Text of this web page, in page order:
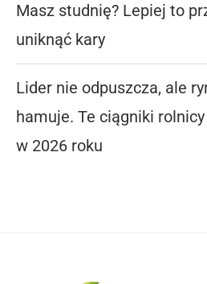
Masz studnię? Lepiej to
uniknąć kary
Lider nie odpuszcza, ale
hamuje. Te ciągniki
w 2026 roku